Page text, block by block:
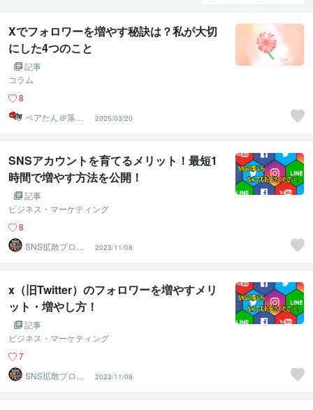
Xでフォロワーを増やす秘訣は？私が大切
にした4つのこと
記事
コラム
8
ベアたん＠落書
きイラストレー
ター
2025/03/20
SNSアカウントを育てるメリット！最短1
時間で増やす方法を公開！
記事
ビジネス・マーケティング
8
SNS拡散プロ
【実績1万件越＆
即日対応】
2023/11/08
x（旧Twitter）のフォロワーを増やすメリ
ット・増やし方！
記事
ビジネス・マーケティング
7
SNS拡散プロ
【実績1万件越＆
即日対応】
2023/11/08